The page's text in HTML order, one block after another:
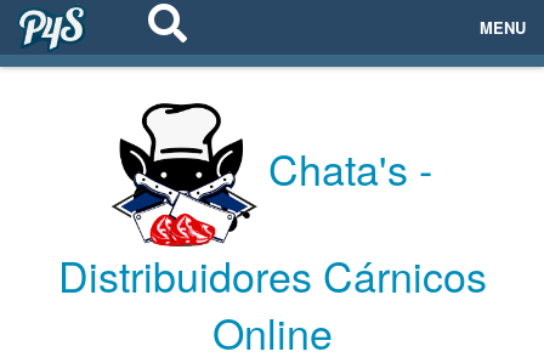
MENU
PROYECTOS
Chata's -
Distribuidores Cárnicos
Online